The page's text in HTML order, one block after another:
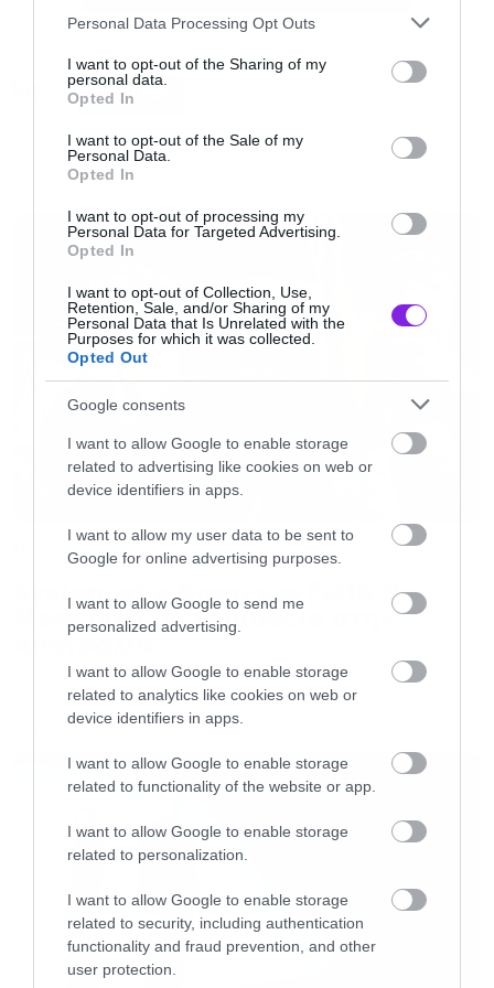
Please note that this website/app uses one or more Google
not limited to your visit or usage behaviour. You may click to
grant or deny consent to Google and its third-party tags to
use your data for below specified purposes in below Google
consent section.
Personal Data Processing Opt Outs
I want to opt-out of the Sharing of my
personal data.
Opted In
I want to opt-out of the Sale of my
Personal Data.
Opted In
I want to opt-out of processing my
Personal Data for Targeted Advertising.
Opted In
I want to opt-out of Collection, Use,
Retention, Sale, and/or Sharing of my
Personal Data that Is Unrelated with the
Purposes for which it was collected.
Opted Out
Google consents
I want to allow Google to enable storage
related to advertising like cookies on web or
device identifiers in apps.
I want to allow my user data to be sent to
Google for online advertising purposes.
I want to allow Google to send me
personalized advertising.
I want to allow Google to enable storage
related to analytics like cookies on web or
device identifiers in apps.
I want to allow Google to enable storage
related to functionality of the website or app.
I want to allow Google to enable storage
related to personalization.
I want to allow Google to enable storage
related to security, including authentication
functionality and fraud prevention, and other
user protection.
στο BBC) θα προβληθεί κάποιες ημέρες
νωρίτερα, χωρίς όμως να υπάρχει επίσημη
ανακοίνωση.
Το γεγονός όμως ότι πλέον ξέρουμε, ότι το
πρώτο από τα τρία συνολικά επεισόδια θα
προβληθεί μέσα στον Ιανουάριο, μας κάνει να
ξεκινάμε και επίσημα την αντίστροφη μέτρηση
για την επιστροφή της αγαπημένης σειράς.
SHERLOCK
System of a Down και Faith No
More μαζί σε περιοδεία στην
Αυστραλία